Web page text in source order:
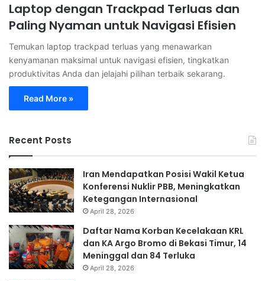
Laptop dengan Trackpad Terluas dan
Paling Nyaman untuk Navigasi Efisien
Temukan laptop trackpad terluas yang menawarkan
kenyamanan maksimal untuk navigasi efisien, tingkatkan
produktivitas Anda dan jelajahi pilihan terbaik sekarang.
Read More »
Recent Posts
Iran Mendapatkan Posisi Wakil Ketua
Konferensi Nuklir PBB, Meningkatkan
Ketegangan Internasional
April 28, 2026
Daftar Nama Korban Kecelakaan KRL
dan KA Argo Bromo di Bekasi Timur, 14
Meninggal dan 84 Terluka
April 28, 2026